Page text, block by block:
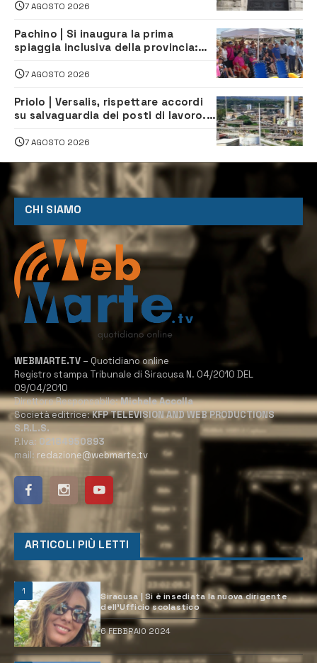
7 AGOSTO 2026
Pachino | Si inaugura la prima
spiaggia inclusiva della provincia:
tutti
7 AGOSTO 2026
Priolo | Versalis, rispettare accordi
su salvaguardia dei posti di lavoro. Il
7 AGOSTO 2026
CHI SIAMO
WEBMARTE.TV – Quotidiano online
Registro stampa Tribunale di Siracusa N. 04/2010 DEL
09/04/2010
Direttore Responsabile:Michele Accolla
Società editrice:KFP TELEVISION AND WEB PRODUCTIONS
S.R.L.S.
P.Iva: 02184950893
mail: redazione@webmarte.tv
ARTICOLI PIÙ LETTI
1
Siracusa | Si è insediata la nuova dirigente
dell’Ufficio scolastico
6 FEBBRAIO 2024